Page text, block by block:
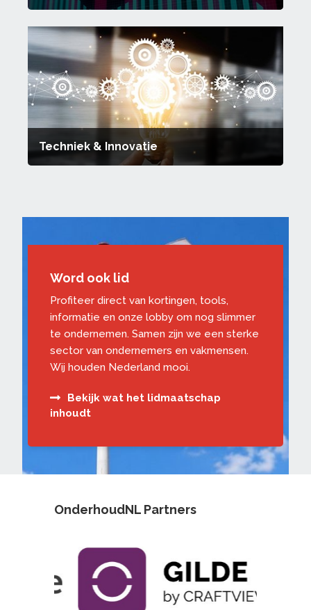
Techniek & Innovatie
Word ook lid
Profiteer direct van kortingen, tools,
informatie en onze lobby om nog slimmer
te ondernemen. Samen zijn we een sterke
sector van ondernemers en vakmensen.
Wij houden Nederland mooi.
Bekijk wat het lidmaatschap
inhoudt
OnderhoudNL Partners